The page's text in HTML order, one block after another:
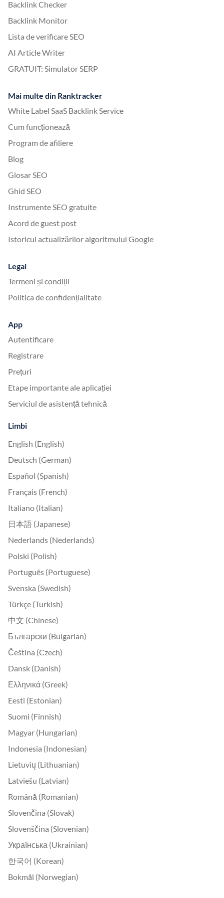
Backlink Checker
Backlink Monitor
Lista de verificare SEO
AI Article Writer
GRATUIT: Simulator SERP
Mai multe din Ranktracker
White Label SaaS Backlink Service
Cum funcționează
Program de afiliere
Blog
Glosar SEO
Ghid SEO
Instrumente SEO gratuite
Acord de guest post
Istoricul actualizărilor algoritmului Google
Legal
Termeni și condiții
Politica de confidențialitate
App
Autentificare
Registrare
Prețuri
Etape importante ale aplicației
Serviciul de asistență tehnică
Limbi
English (English)
Deutsch (German)
Español (Spanish)
Français (French)
Italiano (Italian)
日本語 (Japanese)
Nederlands (Nederlands)
Polski (Polish)
Português (Portuguese)
Svenska (Swedish)
Türkçe (Turkish)
中文 (Chinese)
Български (Bulgarian)
Čeština (Czech)
Dansk (Danish)
Ελληνικά (Greek)
Eesti (Estonian)
Suomi (Finnish)
Magyar (Hungarian)
Indonesia (Indonesian)
Lietuvių (Lithuanian)
Latviešu (Latvian)
Română (Romanian)
Slovenčina (Slovak)
Slovenščina (Slovenian)
Українська (Ukrainian)
한국어 (Korean)
Bokmål (Norwegian)